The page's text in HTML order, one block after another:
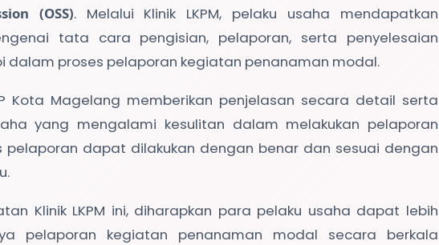
(OSS). Melalui Klinik LKPM, pelaku usaha mendapatkan
tata cara pengisian, pelaporan, serta penyelesaian
dalam proses pelaporan kegiatan penanaman modal.
Kota Magelang memberikan penjelasan secara detail serta
yang mengalami kesulitan dalam melakukan pelaporan
pelaporan dapat dilakukan dengan benar dan sesuai dengan
Klinik LKPM ini, diharapkan para pelaku usaha dapat lebih
pelaporan kegiatan penanaman modal secara berkala